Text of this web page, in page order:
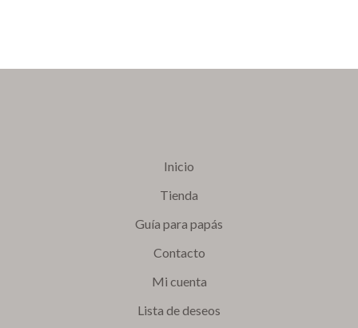
Inicio
Tienda
Guía para papás
Contacto
Mi cuenta
Lista de deseos